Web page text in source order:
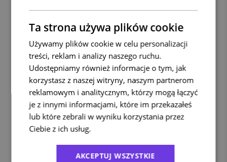
Ta strona używa plików cookie
Używamy plików cookie w celu personalizacji
treści, reklam i analizy naszego ruchu.
Udostępniamy również informacje o tym, jak
korzystasz z naszej witryny, naszym partnerom
reklamowym i analitycznym, którzy mogą łączyć
je z innymi informacjami, które im przekazałeś
lub które zebrali w wyniku korzystania przez
Ciebie z ich usług.
AKCEPTUJ WSZYSTKIE